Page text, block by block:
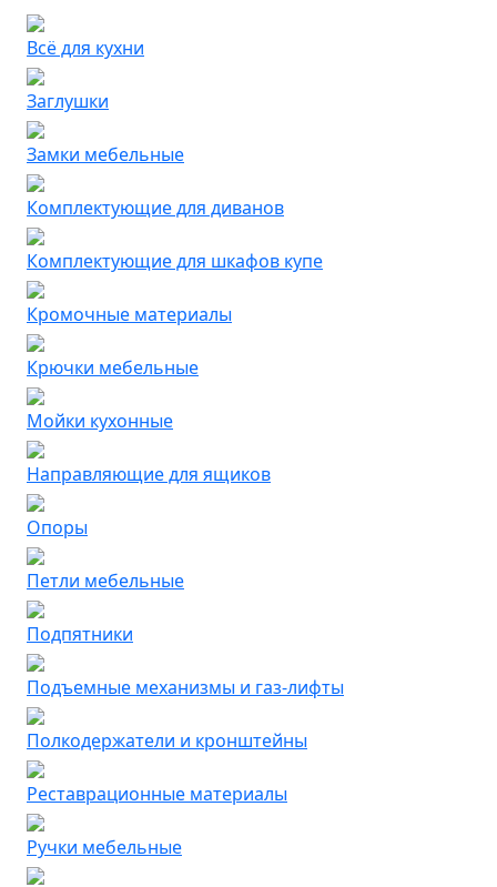
Всё для кухни
Заглушки
Замки мебельные
Комплектующие для диванов
Комплектующие для шкафов купе
Кромочные материалы
Крючки мебельные
Мойки кухонные
Направляющие для ящиков
Опоры
Петли мебельные
Подпятники
Подъемные механизмы и газ-лифты
Полкодержатели и кронштейны
Реставрационные материалы
Ручки мебельные